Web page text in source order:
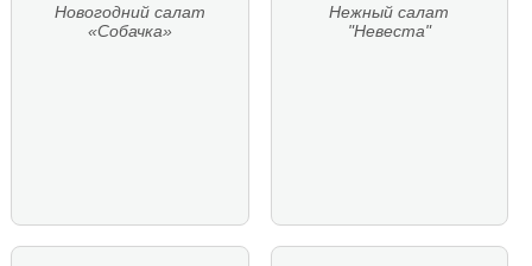
Новогодний салат
«Собачка»
Нежный салат
"Невеста"